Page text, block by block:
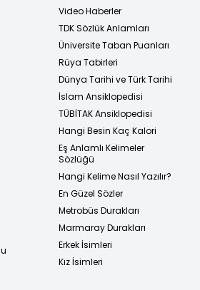
Video Haberler
TDK Sözlük Anlamları
Üniversite Taban Puanları
Rüya Tabirleri
Dünya Tarihi ve Türk Tarihi
İslam Ansiklopedisi
TÜBİTAK Ansiklopedisi
Hangi Besin Kaç Kalori
Eş Anlamlı Kelimeler
Sözlüğü
Hangi Kelime Nasıl Yazılır?
En Güzel Sözler
Metrobüs Durakları
Marmaray Durakları
Erkek İsimleri
Kız İsimleri